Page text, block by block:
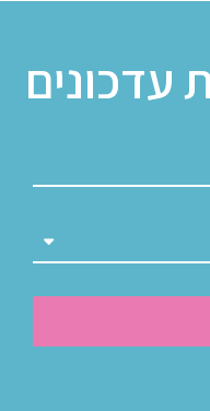
עדכונים